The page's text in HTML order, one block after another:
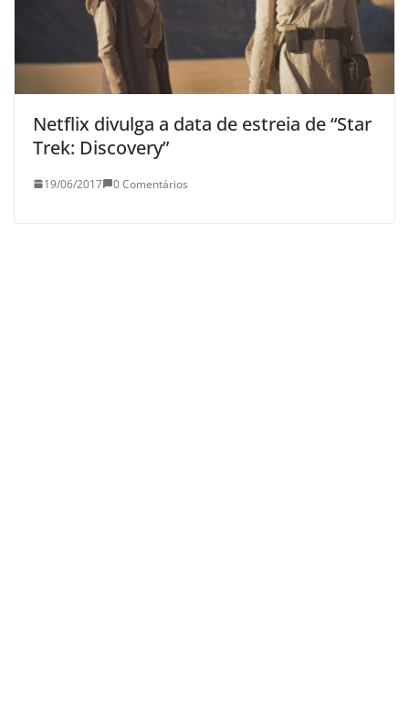
Netflix divulga a data de estreia de “Star
Trek: Discovery”
19/06/2017 0 Comentários